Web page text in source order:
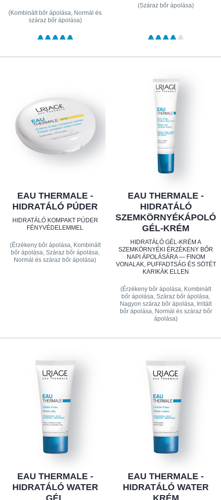
(Kombinált bőr ápolása, Normál és
száraz bőr ápolása)
(Száraz bőr ápolása)
EAU THERMALE -
HIDRATÁLÓ PÚDER
HIDRATÁLÓ KOMPAKT PÚDER
FÉNYVÉDELEMMEL
(Érzékeny bőr ápolása, Kombinált
bőr ápolása, Száraz bőr ápolása,
Normál és száraz bőr ápolása)
EAU THERMALE -
HIDRATÁLÓ
SZEMKÖRNYÉKÁPOLÓ
GÉL-KRÉM
HIDRATÁLÓ GÉL-KRÉM A
SZEMKÖRNYÉKI ÉRZÉKENY BŐR
NAPI ÁPOLÁSÁRA — FINOM
VONALAK, PUFFADTSÁG ÉS SÖTÉT
KARIKÁK ELLEN
(Érzékeny bőr ápolása, Kombinált
bőr ápolása, Száraz bőr ápolása,
Nagyon száraz bőr ápolása, Irritált
bőr ápolása, Normál és száraz bőr
ápolása)
EAU THERMALE -
HIDRATÁLÓ WATER
GÉL
EAU THERMALE -
HIDRATÁLÓ WATER
KRÉM